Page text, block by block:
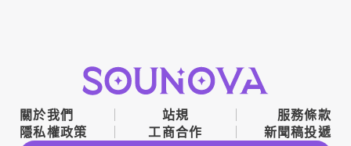
關於我們 站規
服務條款
隱私權政策
工商合作 新聞稿投遞